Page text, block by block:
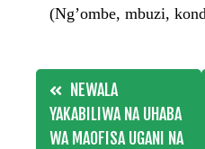
(Ng’ombe, mbuzi,
Post
navigation
NEWALA
YAKABILIWA NA UHABA
WA MAOFISA UGANI NA